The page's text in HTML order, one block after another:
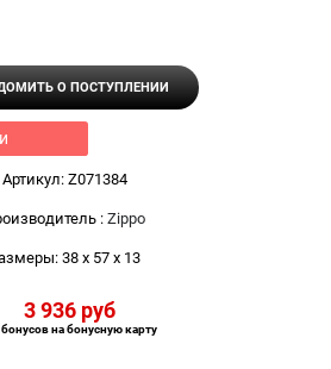
О ПОСТУПЛЕНИИ
Артикул: Z071384
: Zippo
38 x 57 x 13
3 936 руб
на бонусную карту